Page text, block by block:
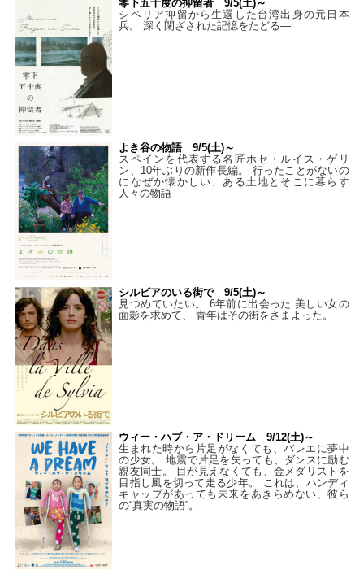
零下五十度の抑留者 9/5(土)～
シベリア抑留から生還した台湾出身の元日本
兵。 深く閉ざされた記憶をたどる—
よき谷の物語 9/5(土)～
スペインを代表する名匠ホセ・ルイス・ゲリ
ン、10年ぶりの新作長編。 行ったことがないの
になぜか懐かしい、ある土地とそこに暮らす
人々の物語――
シルビアのいる街で 9/5(土)～
見つめていたい。 6年前に出会った 美しい女の
面影を求めて、 青年はその街をさまよった。
ウィー・ハブ・ア・ドリーム 9/12(土)～
生まれた時から片足がなくても、バレエに夢中
の少女。 地震で片足を失っても、ダンスに励む
親友同士。 目が見えなくても、金メダリストを
目指し風を切って走る少年。 これは、ハンディ
キャップがあっても未来をあきらめない、彼ら
の“真実の物語”。